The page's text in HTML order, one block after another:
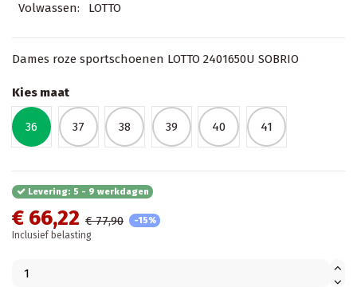
Volwassen: LOTTO
Dames roze sportschoenen LOTTO 2401650U SOBRIO
Kies maat
36 37 38 39 40 41
Levering: 5 - 9 werkdagen
€ 66,22 € 77,90
-15%
Inclusief belasting